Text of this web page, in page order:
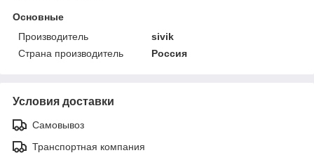
Основные
Производитель
sivik
Страна производитель
Россия
Условия доставки
Самовывоз
Транспортная компания